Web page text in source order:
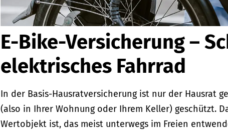
E-Bike-Versicherung –
elektrisches Fahrrad
In der Basis-Hausratversicherung ist nur der Hausrat
(also in Ihrer Wohnung oder Ihrem Keller) geschützt.
Wertobjekt ist, das meist unterwegs im Freien